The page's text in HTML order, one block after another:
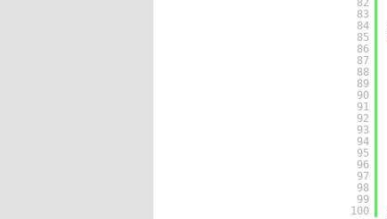
82
83
84
85
86
87
88
89
90
91
92
93
94
95
96
97
98
99
100